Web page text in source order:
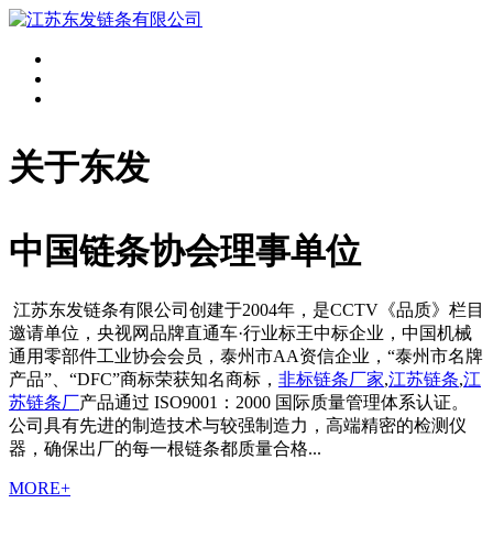
关于东发
中国链条协会理事单位
江苏东发链条有限公司创建于2004年，是CCTV《品质》栏目
邀请单位，央视网品牌直通车·行业标王中标企业，中国机械
通用零部件工业协会会员，泰州市AA资信企业，“泰州市名牌
产品”、“DFC”商标荣获知名商标， 非标链条厂家,江苏链条,江
苏链条厂产品通过 ISO9001：2000 国际质量管理体系认证。
公司具有先进的制造技术与较强制造力，高端精密的检测仪
器，确保出厂的每一根链条都质量合格...
MORE+